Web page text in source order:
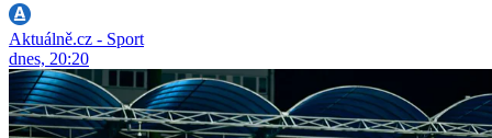
Aktuálně.cz - Sport
dnes, 20:20